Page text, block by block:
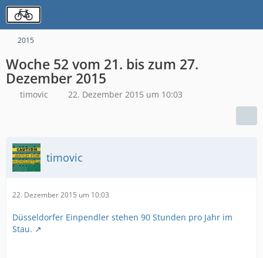
2015
Woche 52 vom 21. bis zum 27.
Dezember 2015
timovic 22. Dezember 2015 um 10:03
timovic
22. Dezember 2015 um 10:03
Düsseldorfer Einpendler stehen 90 Stunden pro Jahr im
Stau.